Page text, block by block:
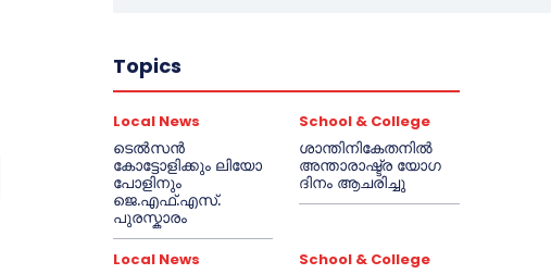
Topics
Local News
ടെൽസൻ
കോട്ടോളിക്കും ലിയോ
പോളിനും
ജെ.എഫ്.എസ്.
പുരസ്കാരം
School & College
ശാന്തിനികേതനിൽ
അന്താരാഷ്ട്ര യോഗ
ദിനം ആചരിച്ചു
Local News School & College